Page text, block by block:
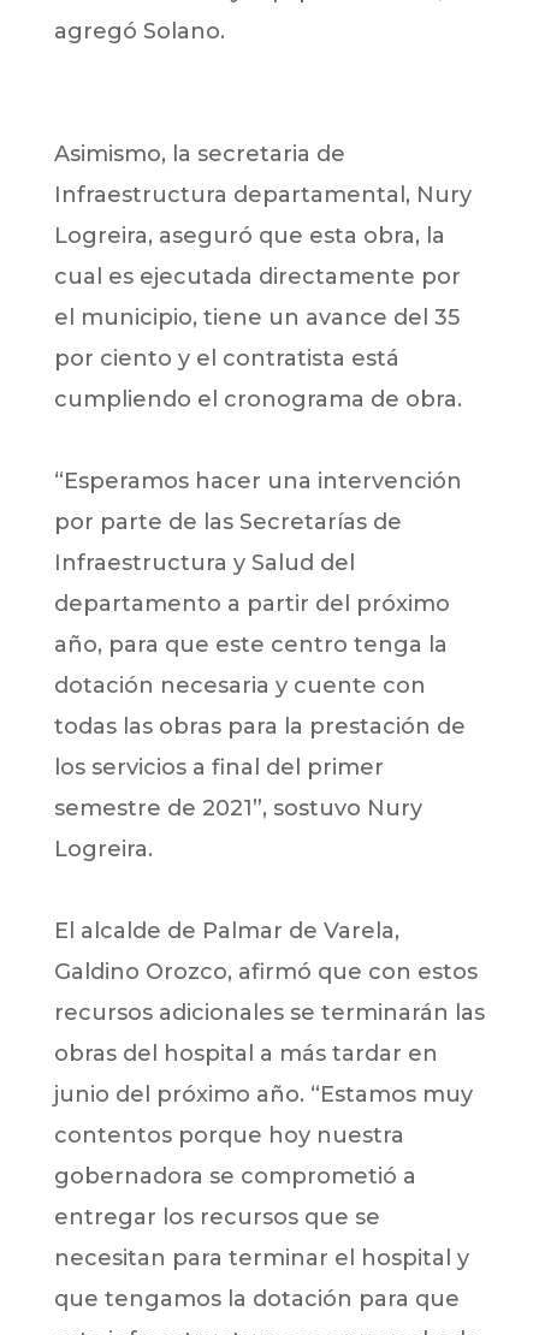
agregó Solano.
Asimismo, la secretaria de
Infraestructura departamental, Nury
Logreira, aseguró que esta obra, la
cual es ejecutada directamente por
el municipio, tiene un avance del 35
por ciento y el contratista está
cumpliendo el cronograma de obra.
“Esperamos hacer una intervención
por parte de las Secretarías de
Infraestructura y Salud del
departamento a partir del próximo
año, para que este centro tenga la
dotación necesaria y cuente con
todas las obras para la prestación de
los servicios a final del primer
semestre de 2021”, sostuvo Nury
Logreira.
El alcalde de Palmar de Varela,
Galdino Orozco, afirmó que con estos
recursos adicionales se terminarán las
obras del hospital a más tardar en
junio del próximo año. “Estamos muy
contentos porque hoy nuestra
gobernadora se comprometió a
entregar los recursos que se
necesitan para terminar el hospital y
que tengamos la dotación para que